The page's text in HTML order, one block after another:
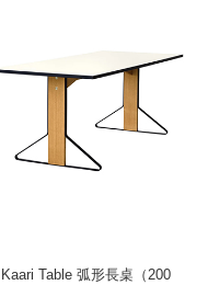
Kaari Table 弧形長桌（200